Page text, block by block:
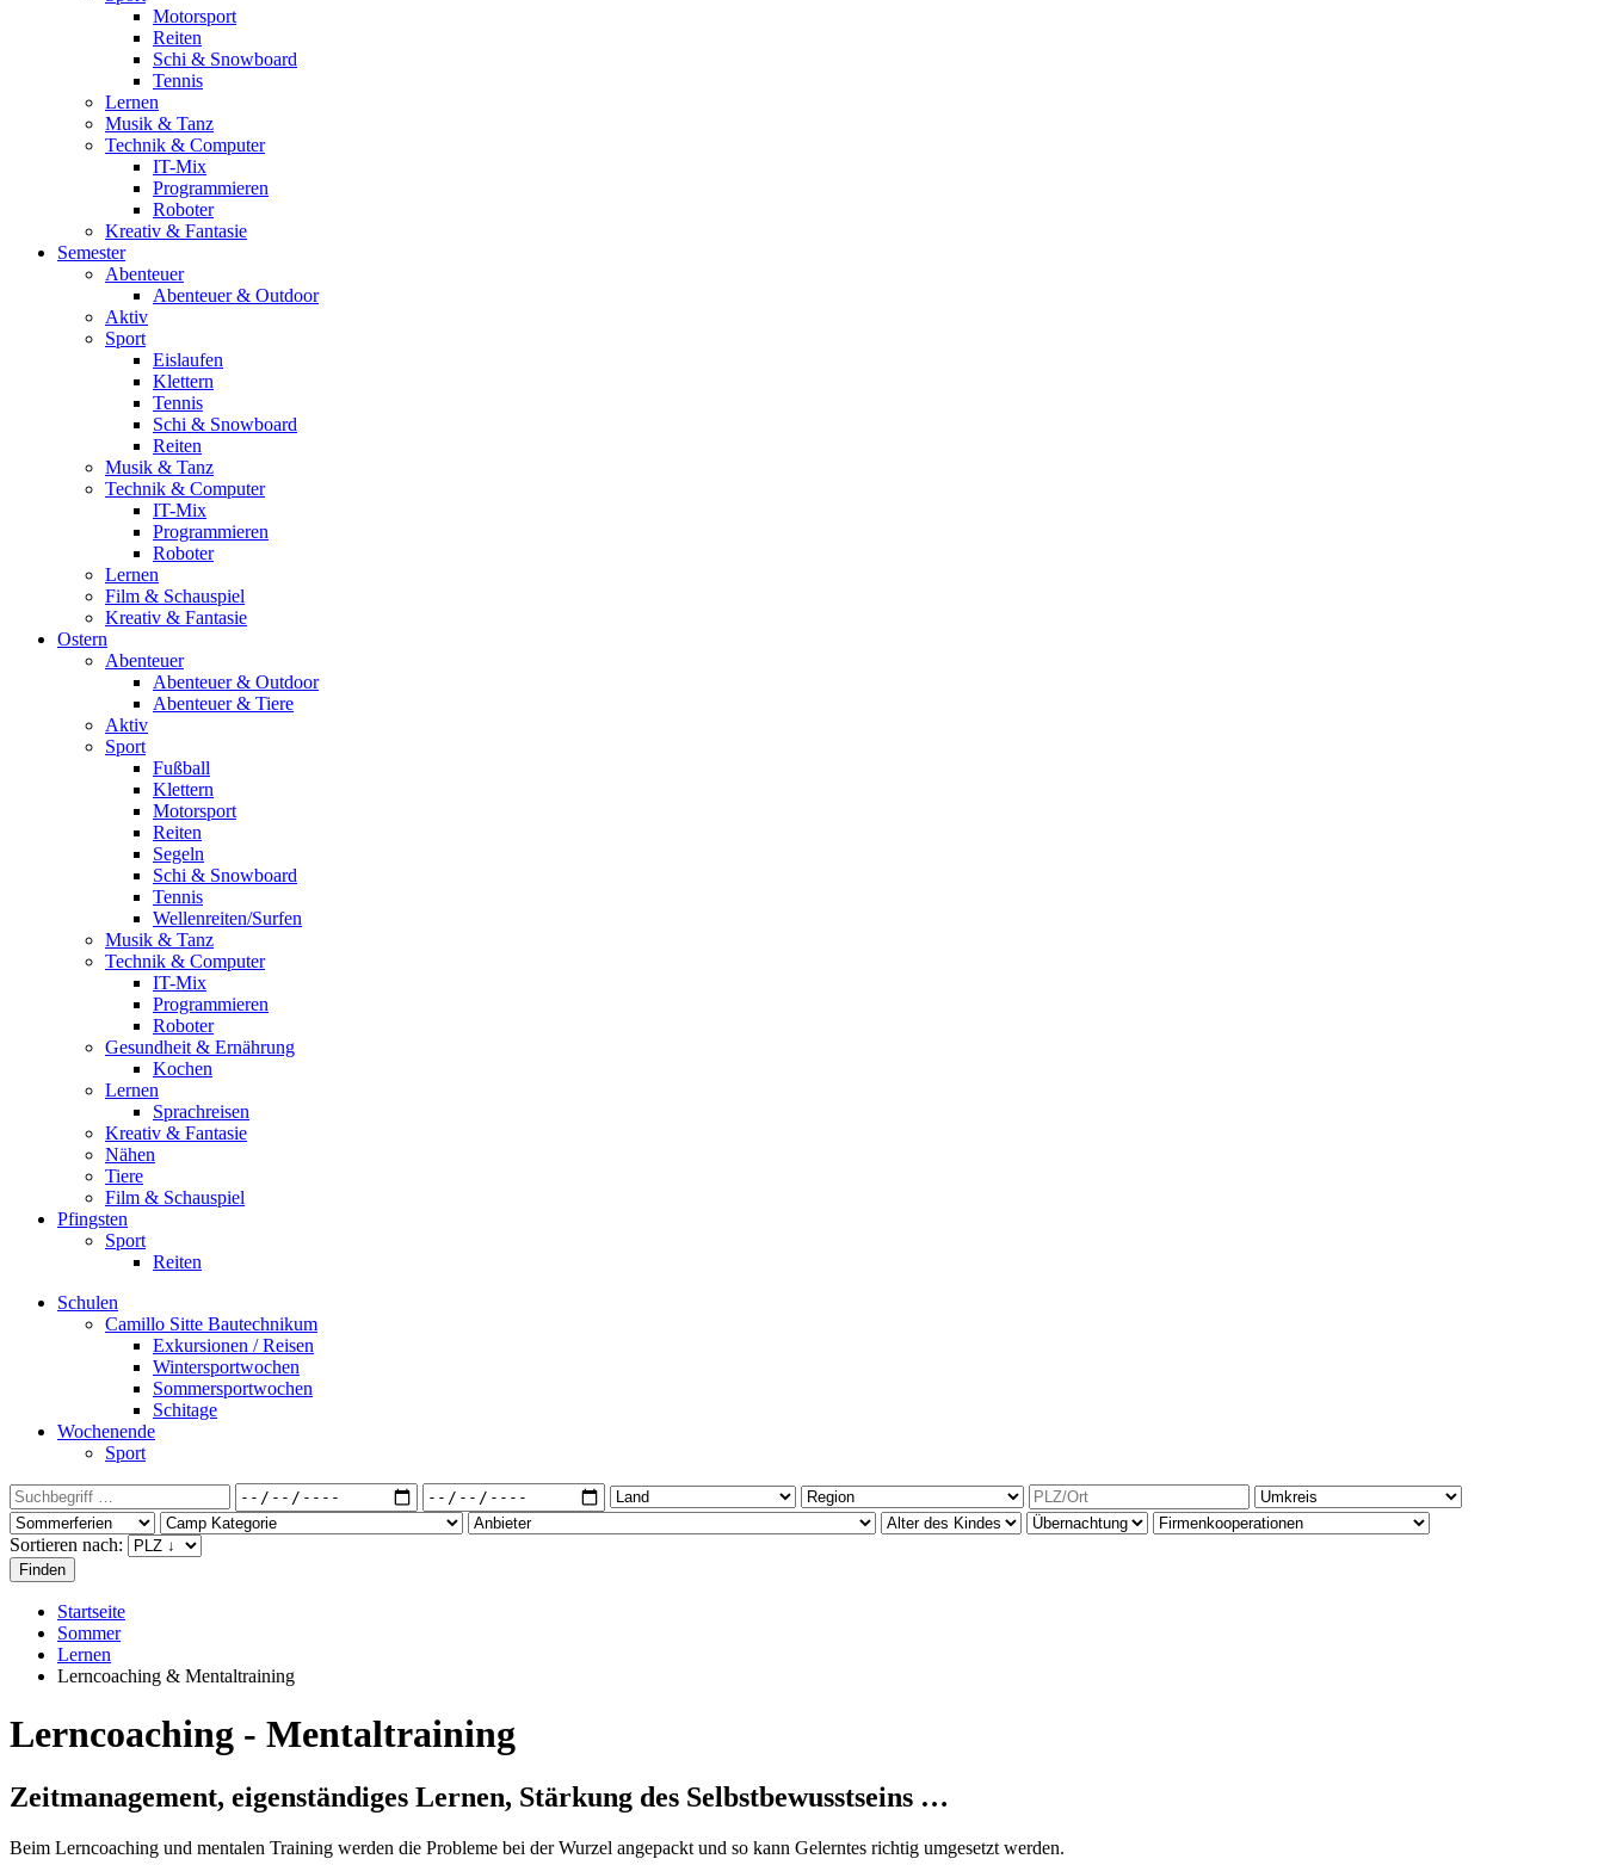
Motorsport
Reiten
Schi & Snowboard
Tennis
Lernen
Musik & Tanz
Technik & Computer
IT-Mix
Programmieren
Roboter
Kreativ & Fantasie
Semester
Abenteuer
Abenteuer & Outdoor
Aktiv
Sport
Eislaufen
Klettern
Tennis
Schi & Snowboard
Reiten
Musik & Tanz
Technik & Computer
IT-Mix
Programmieren
Roboter
Lernen
Film & Schauspiel
Kreativ & Fantasie
Ostern
Abenteuer
Abenteuer & Outdoor
Abenteuer & Tiere
Aktiv
Sport
Fußball
Klettern
Motorsport
Reiten
Segeln
Schi & Snowboard
Tennis
Wellenreiten/Surfen
Musik & Tanz
Technik & Computer
IT-Mix
Programmieren
Roboter
Gesundheit & Ernährung
Kochen
Lernen
Sprachreisen
Kreativ & Fantasie
Nähen
Tiere
Film & Schauspiel
Pfingsten
Sport
Reiten
Schulen
Camillo Sitte Bautechnikum
Exkursionen / Reisen
Wintersportwochen
Sommersportwochen
Schitage
Wochenende
Sport
Sortieren nach:
Startseite
Sommer
Lernen
Lerncoaching & Mentaltraining
Lerncoaching - Mentaltraining
Zeitmanagement, eigenständiges Lernen, Stärkung des Selbstbewusstseins …
Beim Lerncoaching und mentalen Training werden die Probleme bei der Wurzel angepackt und so kann Gelerntes richtig umgesetzt werden.